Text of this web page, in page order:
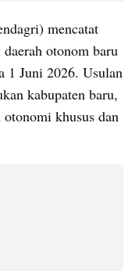
mencatat
otonom baru
1 Juni 2026. Usulan
kabupaten baru,
khusus dan